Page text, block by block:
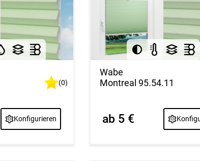
(0)
Konfigurieren
Wabe
Montreal 95.54.11
ab 5 €